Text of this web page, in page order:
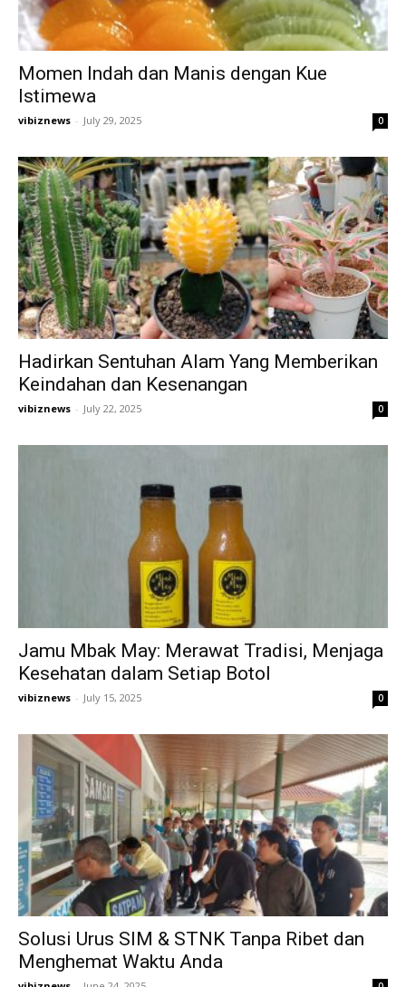
Momen Indah dan Manis dengan Kue
Istimewa
vibiznews - July 29, 2025 0
Hadirkan Sentuhan Alam Yang Memberikan
Keindahan dan Kesenangan
vibiznews - July 22, 2025 0
Jamu Mbak May: Merawat Tradisi, Menjaga
Kesehatan dalam Setiap Botol
vibiznews - July 15, 2025 0
Solusi Urus SIM & STNK Tanpa Ribet dan
Menghemat Waktu Anda